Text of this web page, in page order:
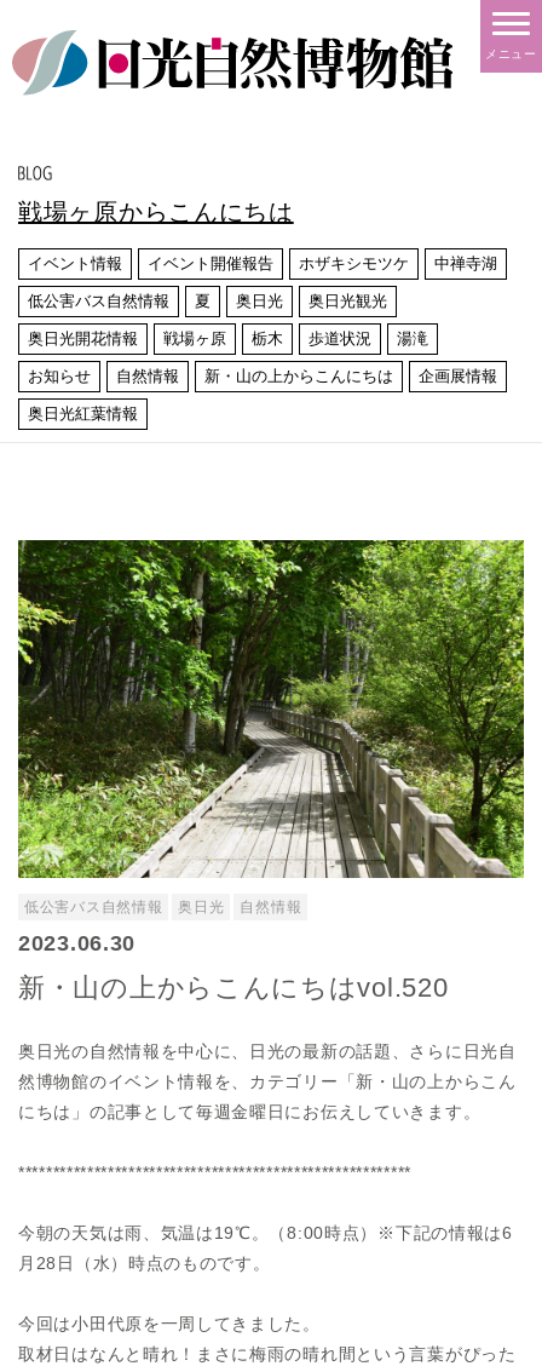
メニュー
戦場ヶ原からこんにちは
イベント情報 イベント開催報告 ホザキシモツケ 中禅寺湖
低公害バス自然情報 夏 奥日光 奥日光観光
奥日光開花情報 戦場ヶ原 栃木 歩道状況 湯滝
お知らせ 自然情報 新・山の上からこんにちは 企画展情報
奥日光紅葉情報
低公害バス自然情報 奥日光 自然情報
2023.06.30
新・山の上からこんにちはvol.520
奥日光の自然情報を中心に、日光の最新の話題、さらに日光自
然博物館のイベント情報を、カテゴリー「新・山の上からこん
にちは」の記事として毎週金曜日にお伝えしていきます。
*********************************************************
今朝の天気は雨、気温は19℃。（8:00時点）※下記の情報は6
月28日（水）時点のものです。
今回は小田代原を一周してきました。
取材日はなんと晴れ！まさに梅雨の晴れ間という言葉がぴった